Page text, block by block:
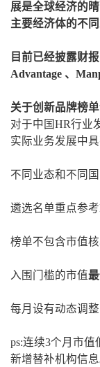
展是全球经济的
主要经济体的不
目前已经披露财
Advantage 、
关于创新品牌榜
对于中国HR行业
实际业务发展中
不同业态和不同
遴选名单重点参考
榜单不包含市值
入围门槛的市值最
每月设有动态调
ps:连续3个月市值
新增替补机构信息